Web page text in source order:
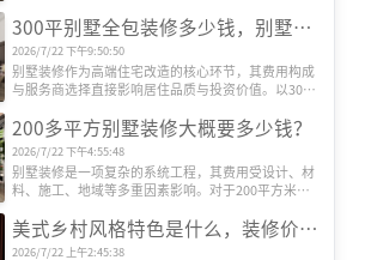
是追求更高美好生活品质的过程！
300平别墅全包装修多少钱，别墅装修公司推荐
2026/7/22 下午9:50:50
别墅装修作为高端住宅改造的核心环节，其费用构成
与服务商选择直接影响居住品质与投资价值。以300
工、设备等多维度因素影响，而专业装修公司的系统
化服务则是实现预算可控与效果落地的关键。本文将
深度解析全包装修成本结构，并重点推荐瑞高装饰的
服务优势。
200多平方别墅装修大概要多少钱？
2026/7/22 下午4:55:48
别墅装修是一项复杂的系统工程，其费用受设计、材
料、施工、地域等多重因素影响。对于200平方米左
元不等。本文将从专业角度出发，系统解析装修费用
的构成逻辑，帮助业主建立科学的预算框架。
美式乡村风格特色是什么，装修价格贵吗？
2026/7/22 上午2:45:38